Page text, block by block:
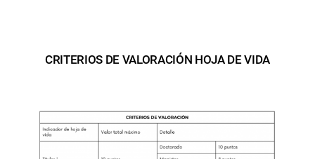
CRITERIOS DE VALORACIÓN HOJA DE VIDA